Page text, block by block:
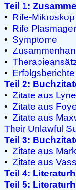
Teil 1:
• Rife-Mikroskop
• Rife
• Symptome
•
•
•
Teil 2:
• Zitate aus
• Zitate aus
• Zitate aus
Their Unlawful
Teil 3:
• Zitate aus
• Zitate aus
Teil 4:
Teil 5: